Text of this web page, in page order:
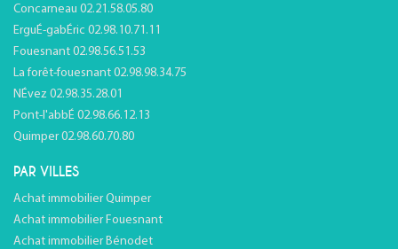
Concarneau 02.21.58.05.80
ErguÉ-gabÉric 02.98.10.71.11
Fouesnant 02.98.56.51.53
La forêt-fouesnant 02.98.98.34.75
NÉvez 02.98.35.28.01
Pont-l'abbÉ 02.98.66.12.13
Quimper 02.98.60.70.80
PAR VILLES
Achat immobilier Quimper
Achat immobilier Fouesnant
Achat immobilier Bénodet